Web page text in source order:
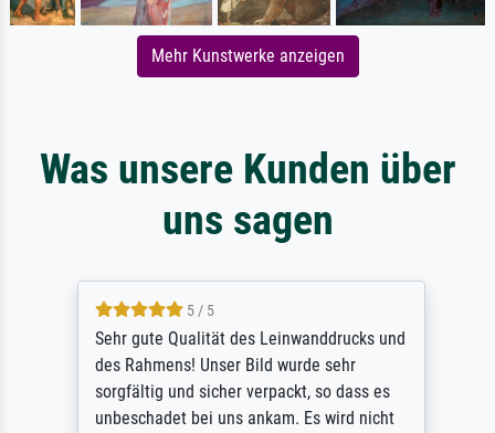
Mehr Kunstwerke anzeigen
Was unsere Kunden über
uns sagen
5 / 5
Sehr gute Qualität des Leinwanddrucks und
des Rahmens! Unser Bild wurde sehr
sorgfältig und sicher verpackt, so dass es
unbeschadet bei uns ankam. Es wird nicht